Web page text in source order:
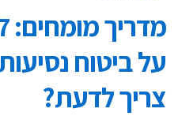
על ביטוח
צריך לדעת?